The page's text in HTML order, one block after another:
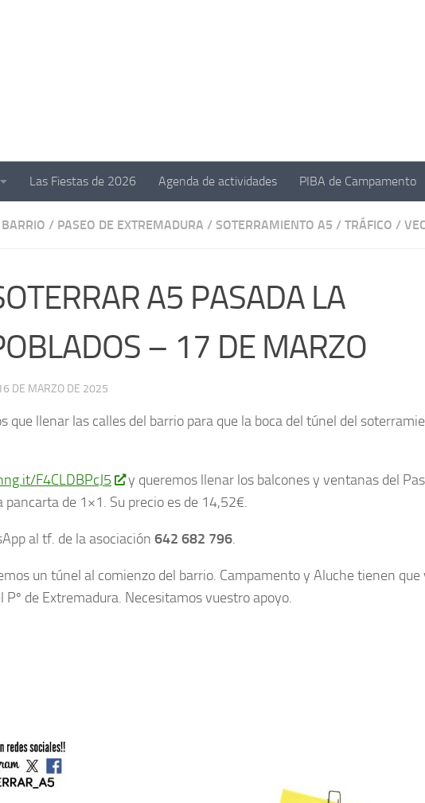
Las Fiestas de 2026 Agenda de actividades PIBA de Campamento
/ PASEO DE EXTREMADURA / SOTERRAMIENTO A5 / TRÁFICO /
A5 PASADA LA
– 17 DE MARZO
DE MARZO DE 2025
que llenar las calles del barrio para que la boca del túnel del
F4CLDBPcJ5
y queremos llenar los balcones y ventanas del
de 1×1. Su precio es de 14,52€.
al tf. de la asociación 642 682 796.
un túnel al comienzo del barrio. Campamento y Aluche tienen que
de Extremadura. Necesitamos vuestro apoyo.